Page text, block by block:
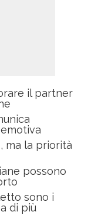
il partner
ma la priorità
possono
sono i
di più